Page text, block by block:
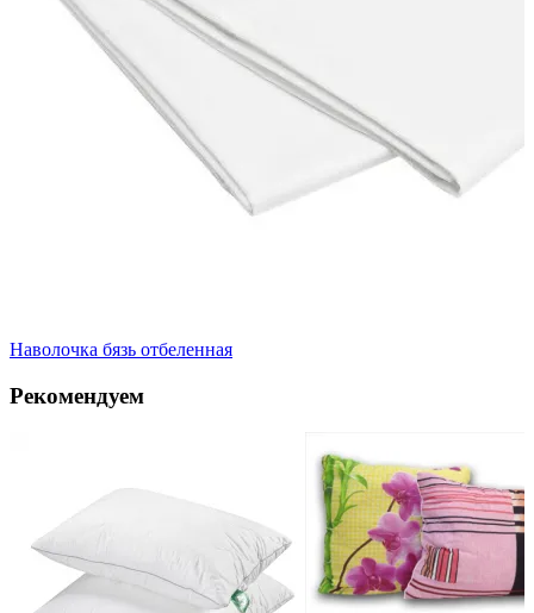
Наволочка бязь отбеленная
Рекомендуем